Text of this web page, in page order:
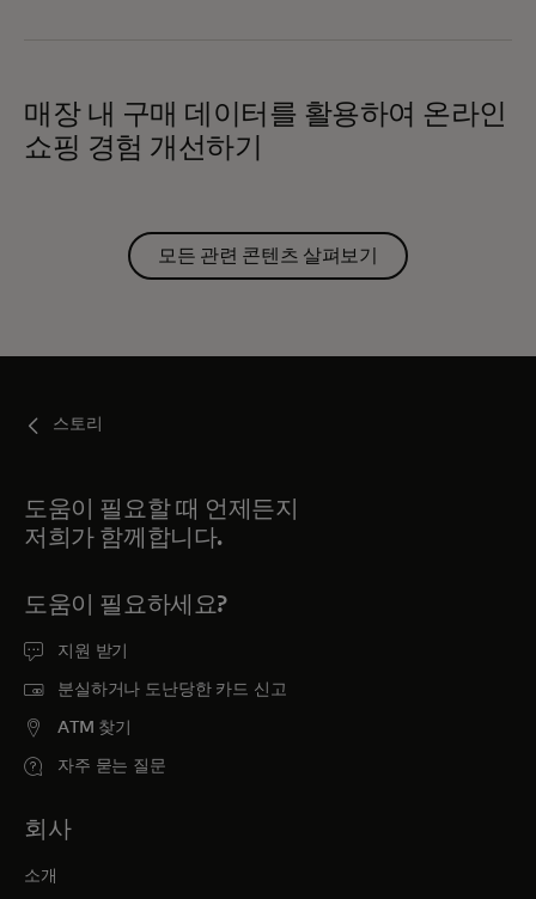
매장 내 구매 데이터를 활용하여 온라인
쇼핑 경험 개선하기
모든 관련 콘텐츠 살펴보기
스토리
도움이 필요할 때 언제든지
저희가 함께합니다.
도움이 필요하세요?
지원 받기
분실하거나 도난당한 카드 신고
ATM 찾기
자주 묻는 질문
회사
소개